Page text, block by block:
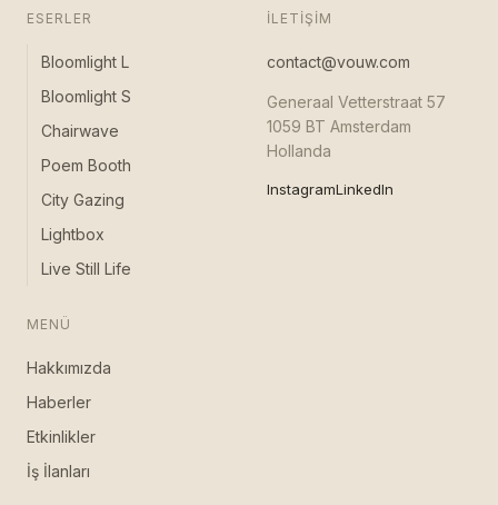
ESERLER
Bloomlight L
Bloomlight S
Chairwave
Poem Booth
City Gazing
Lightbox
Live Still Life
MENÜ
Hakkımızda
Haberler
Etkinlikler
İş İlanları
İLETIŞIM
contact@vouw.com
Generaal Vetterstraat 57
1059 BT Amsterdam
Hollanda
InstagramLinkedIn